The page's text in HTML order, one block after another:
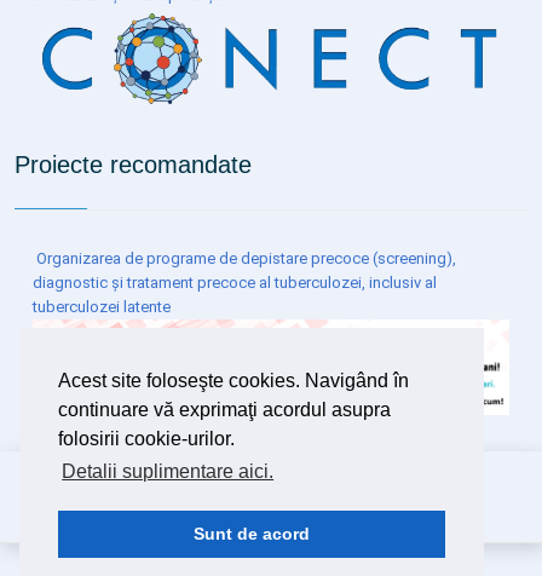
Acest site foloseşte cookies. Navigând în
continuare vă exprimaţi acordul asupra
folosirii cookie-urilor.
Detalii suplimentare aici.
Sunt de acord
Proiecte recomandate
Organizarea de programe de depistare precoce (screening),
diagnostic și tratament precoce al tuberculozei, inclusiv al
tuberculozei latente
Copyright © 2026 Spitalul Clinic de Boli Infecțioase și